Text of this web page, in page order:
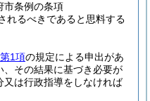
市条例の条項
れるべきであると思料する
第1項の規定による申出があ
、その結果に基づき必要が
又は行政指導をしなければ